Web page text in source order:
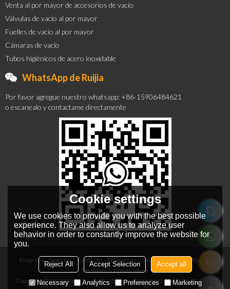
Venta al por mayor de accesorios de vacío
Válvulas de vacío al por mayor
Fuelles de vacío al por mayor
Cámaras de vacío
Tubos higiénicos de acero inoxidable
WhatsApp de Ruijia
Por favor agregue nuestro whatsapp: +86-15906484621
o escanealo y contactame directamente
Empresa Noticias Contacto Problemas comunes
Noticia Privada
Términos y Condiciones
Copyright © 2026Wenzhou Ruijia Vacuum Equipment Co., LtdSupport By
Cookie settings
We use cookies to provide you with the best possible
experience. They also allow us to analyze user
behavior in order to constantly improve the website for
you.
Reject All Accept Selection Accept all
Necessary Analytics Preferences Marketing